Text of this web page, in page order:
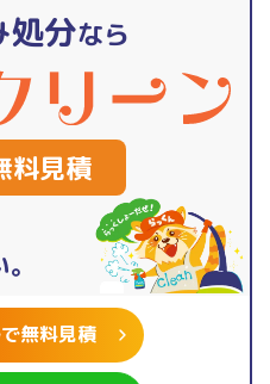
処分なら
料見積
無料見積